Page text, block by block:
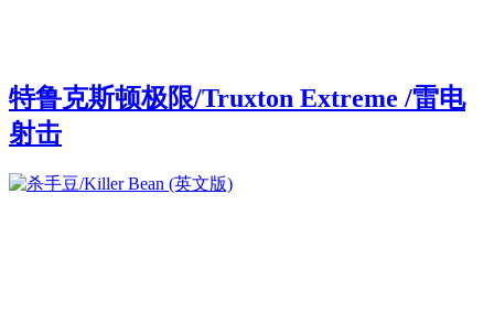
特鲁克斯顿极限/Truxton Extreme /雷电
射击